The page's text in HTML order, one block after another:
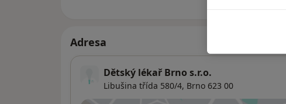
Adresa
Dětský lékař Brno s.r.o.
Libušina třída 580/4, Brno 623 00